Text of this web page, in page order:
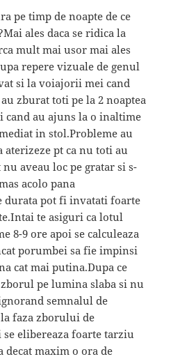
pe timp de noapte de ce
ales daca se ridica la
mult mai usor mai ales
repere vizuale de genul
si la voiajorii mei cand
zburat toti pe la 2 noaptea
cand au ajuns la o inaltime
in stol.Probleme au
aterizeze pt ca nu toti au
aveau loc pe gratar si s-
acolo pana
durata pot fi invatati foarte
te asiguri ca lotul
8-9 ore apoi se calculeaza
porumbei sa fie impinsi
cat mai putina.Dupa ce
pe lumina slaba si nu
semnalul de
faza zborului de
elibereaza foarte tarziu
decat maxim o ora de